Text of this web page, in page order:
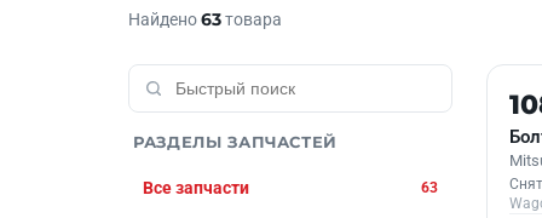
Найдено63товара
РАЗДЕЛЫ ЗАПЧАСТЕЙ
Все запчасти 63
Б/У